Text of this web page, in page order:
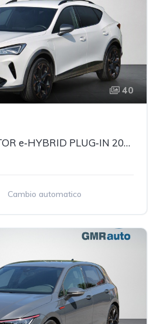
40
CUPRA FORMENTOR e‑HYBRID PLUG‑IN 204 CV DSG – PREZZO REALE - DISPONIBILE IN SEDE
Cambio automatico